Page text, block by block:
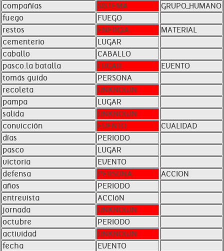
compañías
SISTEMA
GRUPO_HUMANO
fuego
FUEGO
restos
ENERGíA
MATERIAL
cementerio
LUGAR
caballo
CABALLO
pasco.la batalla
LUGAR
EVENTO
tomás guido
PERSONA
recoleta
UNKNOWN
pampa
LUGAR
salida
UNKNOWN
convicción
EVENTO
CUALIDAD
días
PERIODO
pasco
LUGAR
victoria
EVENTO
defensa
PERSONA
ACCION
años
PERIODO
entrevista
ACCIóN
jornada
UNKNOWN
octubre
PERIODO
actividad
UNKNOWN
fecha
EVENTO